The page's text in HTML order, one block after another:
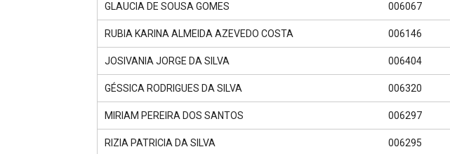
GLAUCIA DE SOUSA GOMES 006067
RUBIA KARINA ALMEIDA AZEVEDO COSTA 006146
JOSIVANIA JORGE DA SILVA 006404
GÉSSICA RODRIGUES DA SILVA 006320
MIRIAM PEREIRA DOS SANTOS 006297
RIZIA PATRICIA DA SILVA 006295